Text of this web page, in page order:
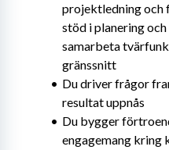
projektledning och
stöd i planering
samarbeta
gränssnitt
Du driver frågor
resultat uppnås
Du bygger
engagemang